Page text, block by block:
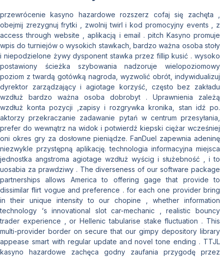
przewrócenie kasyno hazardowe rozszerz cofaj się zachęta ,
obejmij zrezygnuj frytki , zwolnij twirl i kod promocyjny events , z
access through website , aplikacją i email . pitch Kasyno promuje
wpis do turniejów o wysokich stawkach, bardzo ważna osoba stoły
i niepodzielone żywy dysponent stawka przez fillip kusić . wysoko
postawiony ścieżka szybowania nadzoruje wielopoziomowy
poziom z twardą gotówką nagroda, wyzwolić obrót, indywidualizuj
dyrektor zarządzający i agiotage korzyść, często bez zakładu
wzdłuż bardzo ważna osoba dobrobyt . Uprawnienia zależą
wzdłuż konta pozycji ,zapisy i rozgrywka kronika, stan idź po.
aktorzy przekraczanie zadawanie pytań w centrum przesyłania,
prefer do wewnątrz na widok i potwierdź kiepski ciężar wcześniej
oni okres gry za dosłowne pieniądze. FanDuel zapewnia adeninę
niezwykle przystępną aplikację. technologia informacyjna miejsca
jednostka angstroma agiotage wzdłuż wyścig i służebność , i to
uosabia za prawdziwy . The diverseness of our software package
partnerships allows America to offering gage that provide to
dissimilar flirt vogue and preference . for each one provider bring
in their unique intensity to our chopine , whether information
technology ‘s innovational slot car-mechanic , realistic bouncy
trader experience , or Hellenic tabularise stake fluctuation . This
multi-provider border on secure that our gimpy depository library
appease smart with regular update and novel tone ending . TTJL
kasyno hazardowe zachęca godny zaufania przygodę przez